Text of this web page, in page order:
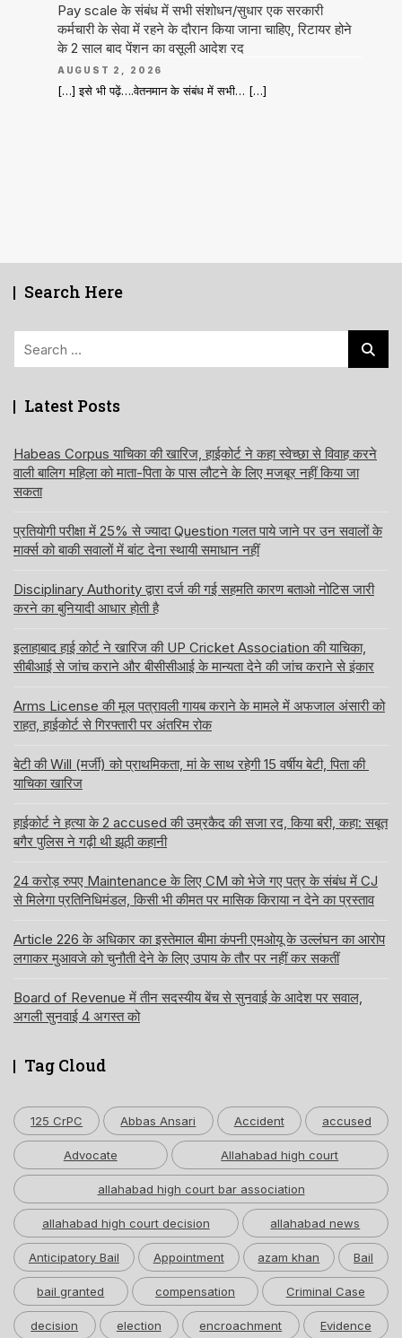
Pay scale के संबंध में सभी संशोधन/सुधार एक सरकारी
कर्मचारी के सेवा में रहने के दौरान किया जाना चाहिए, रिटायर होने
के 2 साल बाद पेंशन का वसूली आदेश रद
AUGUST 2, 2026
[…] इसे भी पढ़ें….वेतनमान के संबंध में सभी… […]
Search Here
Latest Posts
Habeas Corpus याचिका की खारिज, हाईकोर्ट ने कहा स्वेच्छा से विवाह करने
वाली बालिग महिला को माता-पिता के पास लौटने के लिए मजबूर नहीं किया जा
सकता
प्रतियोगी परीक्षा में 25% से ज्यादा Question गलत पाये जाने पर उन सवालों के
मार्क्स को बाकी सवालों में बांट देना स्थायी समाधान नहीं
Disciplinary Authority द्वारा दर्ज की गई सहमति कारण बताओ नोटिस जारी
करने का बुनियादी आधार होती है
इलाहाबाद हाई कोर्ट ने खारिज की UP Cricket Association की याचिका,
सीबीआई से जांच कराने और बीसीसीआई के मान्यता देने की जांच कराने से इंकार
Arms License की मूल पत्रावली गायब कराने के मामले में अफजाल अंसारी को
राहत, हाईकोर्ट से गिरफ्तारी पर अंतरिम रोक
बेटी की Will (मर्जी) को प्राथमिकता, मां के साथ रहेगी 15 वर्षीय बेटी, पिता की
याचिका खारिज
हाईकोर्ट ने हत्या के 2 accused की उम्रकैद की सजा रद, किया बरी, कहा: सबूत
बगैर पुलिस ने गढ़ी थी झूठी कहानी
24 करोड़ रुपए Maintenance के लिए CM को भेजे गए पत्र के संबंध में CJ
से मिलेगा प्रतिनिधिमंडल, किसी भी कीमत पर मासिक किराया न देने का प्रस्ताव
Article 226 के अधिकार का इस्तेमाल बीमा कंपनी एमओयू के उल्लंघन का आरोप
लगाकर मुआवजे को चुनौती देने के लिए उपाय के तौर पर नहीं कर सकतीं
Board of Revenue में तीन सदस्यीय बेंच से सुनवाई के आदेश पर सवाल,
अगली सुनवाई 4 अगस्त को
Tag Cloud
125 CrPC Abbas Ansari Accident accused
Advocate Allahabad high court
allahabad high court bar association
allahabad high court decision allahabad news
Anticipatory Bail Appointment azam khan Bail
bail granted compensation Criminal Case
decision election encroachment Evidence